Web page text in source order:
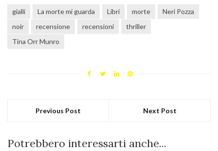
gialli La morte mi guarda Libri morte
Neri Pozza
noir
recensione recensioni
thriller
Tina Orr Munro
Previous Post Next Post
Potrebbero interessarti anche...